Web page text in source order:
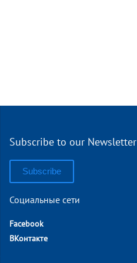
Subscribe to our Newsletter
Subscribe
Социальные сети
Facebook
ВКонтакте